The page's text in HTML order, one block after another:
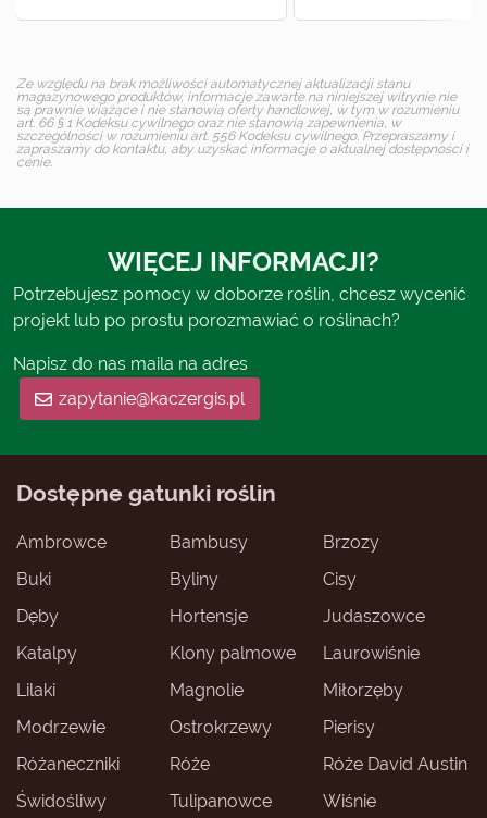
Ze względu na brak możliwości automatycznej aktualizacji stanu
magazynowego produktów, informacje zawarte na niniejszej witrynie nie
są prawnie wiążące i nie stanowią oferty handlowej, w tym w rozumieniu
art. 66 § 1 Kodeksu cywilnego oraz nie stanowią zapewnienia, w
szczególności w rozumieniu art. 556 Kodeksu cywilnego. Przepraszamy i
zapraszamy do kontaktu, aby uzyskać informacje o aktualnej dostępności i
cenie.
WIĘCEJ INFORMACJI?
Potrzebujesz pomocy w doborze roślin, chcesz wycenić
projekt lub po prostu porozmawiać o roślinach?
Napisz do nas maila na adres
zapytanie@kaczergis.pl
Dostępne gatunki roślin
Ambrowce Bambusy
Brzozy
Buki
Byliny
Cisy
Dęby
Hortensje
Judaszowce
Katalpy
Klony palmowe
Laurowiśnie
Lilaki
Magnolie
Miłorzęby
Modrzewie
Ostrokrzewy
Pierisy
Różaneczniki
Róże
Róże David Austin
Świdośliwy
Tulipanowce Wiśnie